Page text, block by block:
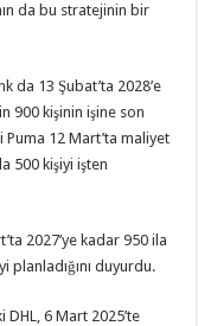
da bu stratejinin bir
da 13 Şubat’ta 2028’e
900 kişinin işine son
12 Mart’ta maliyet
500 kişiyi işten
2027’ye kadar 950 ila
planladığını duyurdu.
DHL, 6 Mart 2025’te